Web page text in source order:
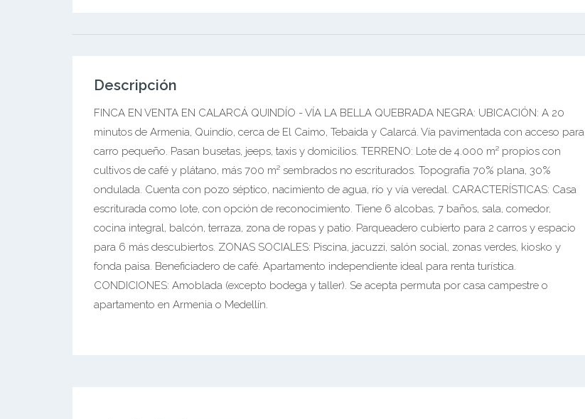
Descripción
FINCA EN VENTA EN CALARCÁ QUINDÍO - VÍA LA BELLA QUEBRADA NEGRA: UBICACIÓN: A 20
minutos de Armenia, Quindío, cerca de El Caimo, Tebaida y Calarcá. Vía pavimentada con acceso para
carro pequeño. Pasan busetas, jeeps, taxis y domicilios. TERRENO: Lote de 4.000 m² propios con
cultivos de café y plátano, más 700 m² sembrados no escriturados. Topografía 70% plana, 30%
ondulada. Cuenta con pozo séptico, nacimiento de agua, río y vía veredal. CARACTERÍSTICAS: Casa
escriturada como lote, con opción de reconocimiento. Tiene 6 alcobas, 7 baños, sala, comedor,
cocina integral, balcón, terraza, zona de ropas y patio. Parqueadero cubierto para 2 carros y espacio
para 6 más descubiertos. ZONAS SOCIALES: Piscina, jacuzzi, salón social, zonas verdes, kiosko y
fonda paisa. Beneficiadero de café. Apartamento independiente ideal para renta turística.
CONDICIONES: Amoblada (excepto bodega y taller). Se acepta permuta por casa campestre o
apartamento en Armenia o Medellín.